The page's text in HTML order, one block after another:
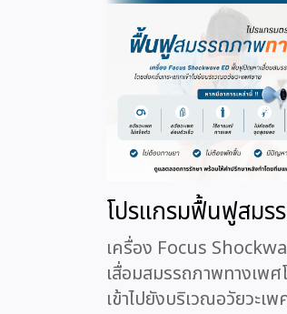
โปรแกรมฟื้นฟูสมร
เครื่อง Focus
เสื่อมสมรรถภาพทางเพ
เข้าไปยังบริเวณอวัยวะเพ